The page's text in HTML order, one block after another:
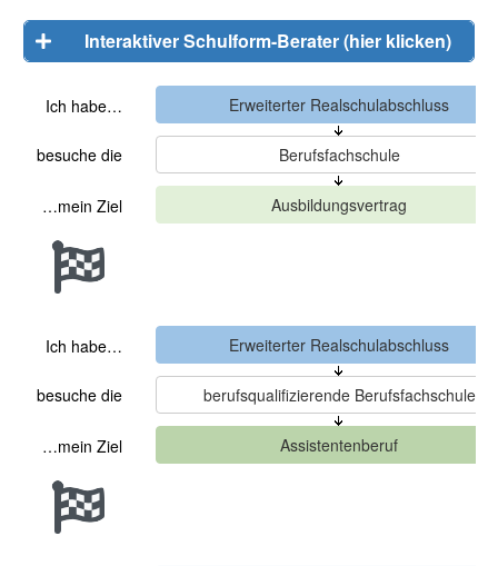
Interaktiver Schulform-Berater (hier klicken)
Ich habe…
besuche die
…mein Ziel
Ich habe…
besuche die
…mein Ziel